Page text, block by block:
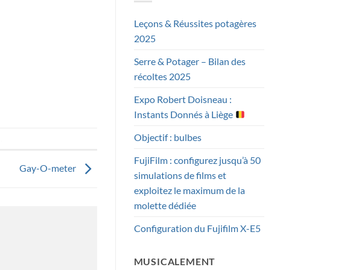
Gay-O-meter
Leçons & Réussites potagères
2025
Serre & Potager – Bilan des
récoltes 2025
Expo Robert Doisneau :
Instants Donnés à Liège
Objectif : bulbes
FujiFilm : configurez jusqu’à 50
simulations de films et
exploitez le maximum de la
molette dédiée
Configuration du Fujifilm X-E5
MUSICALEMENT